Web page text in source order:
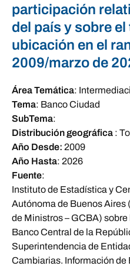
participación
del país y sobre
ubicación en el
2009/marzo de
Área Temática:
Tema: Banco Ciudad
SubTema:
Distribución geográfica :
Año Desde: 2009
Año Hasta: 2026
Fuente:
Instituto de Estadística y
Autónoma de Buenos Aires
de Ministros – GCBA) sobre
Banco Central de la
Superintendencia de
Cambiarias. Información